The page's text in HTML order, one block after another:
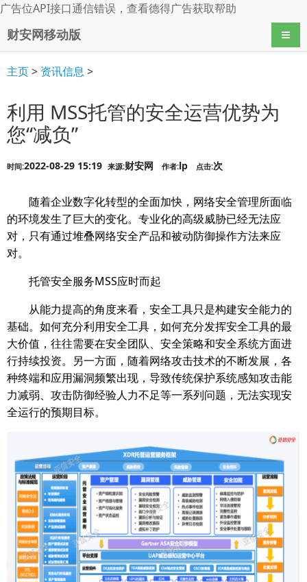
广告位API接口通信错误，查看德得广告获取帮助
财安网移动版 导航
主页> 资讯信息 >
利用 MSS托管的安全运营优势为
您“减负”
时间:2022-08-29 15:19 来源:财安网 作者:lp 点击:次
随着企业数字化转型的全面加快，网络安全管理所面临
的环境发生了巨大的变化。专业化的高级威胁已经无法应
对，只有通过堆叠网络安全产品和被动防御操作方法来应
对。
托管安全服务MSS应时而起
从能力提高的角度来看，安全工具只是构建安全能力的
基础。如何充分利用安全工具，如何充分发挥安全工具的最
大价值，往往需要在安全团队、安全策略和安全系统方面进
行持续投资。另一方面，随着网络攻击技术的不断发展，各
种终端和应用漏洞频繁出现，导致传统保护系统感知攻击能
力减弱、攻击防御经验人力不足等一系列问题，无法实现安
全运行的预期目标。